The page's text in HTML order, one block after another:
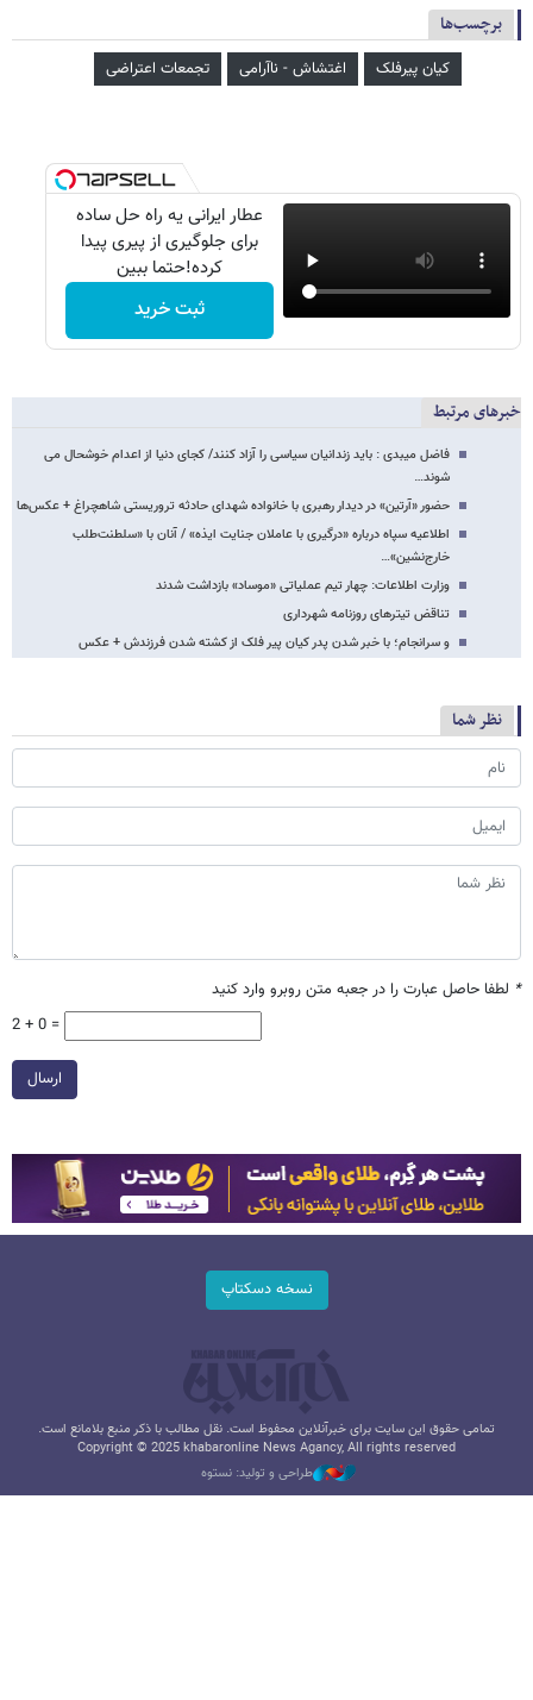
برچسب‌ها
کیان پیرفلک اغتشاش - ناآرامی تجمعات اعتراضی
عطار ایرانی یه راه حل ساده
برای جلوگیری از پیری پیدا
کرده!حتما ببین
ثبت خرید
خبرهای مرتبط
فاضل میبدی : باید زندانیان سیاسی را آزاد کنند/ کجای دنیا از اعدام خوشحال می
شوند…
حضور «آرتین» در دیدار رهبری با خانواده شهدای حادثه تروریستی شاهچراغ + عکس‌ها
اطلاعیه سپاه درباره «درگیری با عاملان جنایت ایذه» / آنان با «سلطنت‌طلب
خارج‌نشین»…
وزارت اطلاعات: چهار تیم عملیاتی «موساد» بازداشت شدند
تناقض تیترهای روزنامه شهرداری
و سرانجام؛ با خبر شدن پدر کیان پیر فلک از کشته شدن فرزندش + عکس ‌
نظر شما
* لطفا حاصل عبارت را در جعبه متن روبرو وارد کنید
2 + 0 =
ارسال
نسخه دسکتاپ
تمامی حقوق این سایت برای خبرآنلاین محفوظ است. نقل مطالب با ذکر منبع بلامانع است.
Copyright © 2025 khabaronline News Agancy, All rights reserved
طراحی و تولید: نستوه